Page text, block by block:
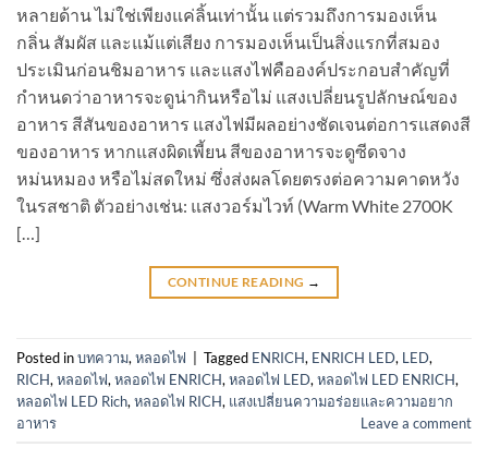
หลายด้าน ไม่ใช่เพียงแค่ลิ้นเท่านั้น แต่รวมถึงการมองเห็น
กลิ่น สัมผัส และแม้แต่เสียง การมองเห็นเป็นสิ่งแรกที่สมอง
ประเมินก่อนชิมอาหาร และแสงไฟคือองค์ประกอบสำคัญที่
กำหนดว่าอาหารจะดูน่ากินหรือไม่ แสงเปลี่ยนรูปลักษณ์ของ
อาหาร สีสันของอาหาร แสงไฟมีผลอย่างชัดเจนต่อการแสดงสี
ของอาหาร หากแสงผิดเพี้ยน สีของอาหารจะดูซีดจาง
หม่นหมอง หรือไม่สดใหม่ ซึ่งส่งผลโดยตรงต่อความคาดหวัง
ในรสชาติ ตัวอย่างเช่น: แสงวอร์มไวท์ (Warm White 2700K
[…]
CONTINUE READING →
Posted inบทความ, หลอดไฟ | Tagged ENRICH, ENRICH LED, LED,
RICH, หลอดไฟ, หลอดไฟ ENRICH, หลอดไฟ LED, หลอดไฟ LED ENRICH,
หลอดไฟ LED Rich, หลอดไฟ RICH, แสงเปลี่ยนความอร่อยและความอยาก
อาหาร
Leave a comment